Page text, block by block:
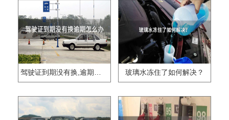
驾驶证到期没有换,逾期怎么办?? 玻璃水冻住了如何解决？